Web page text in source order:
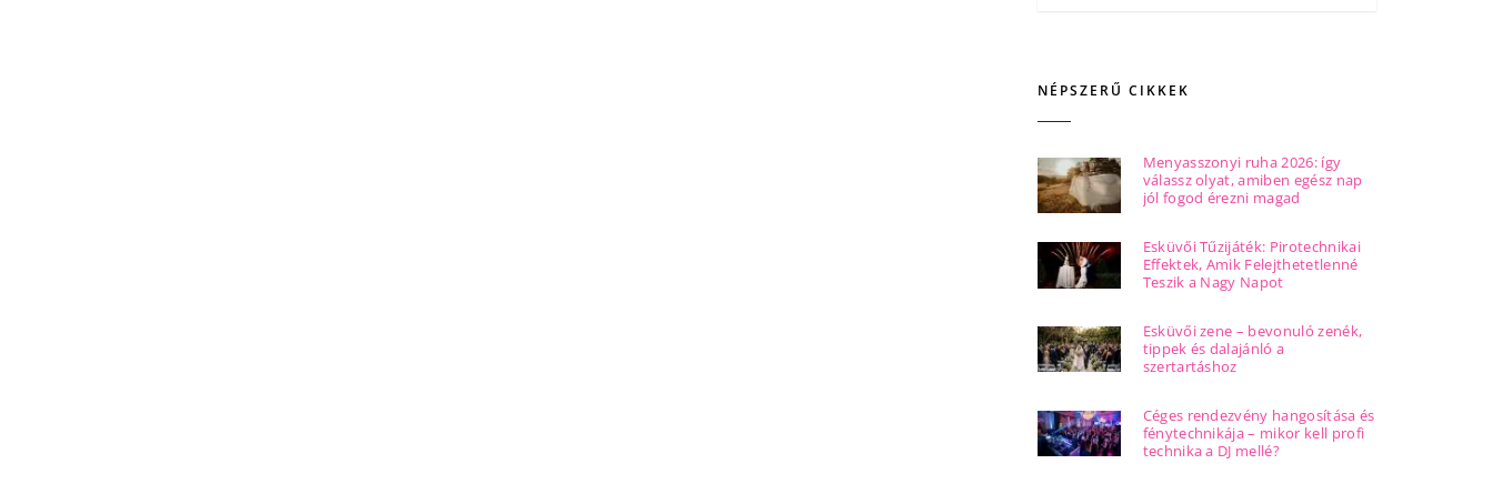
NÉPSZERŰ CIKKEK
Menyasszonyi ruha 2026: így
válassz olyat, amiben egész nap
jól fogod érezni magad
Esküvői Tűzijáték: Pirotechnikai
Effektek, Amik Felejthetetlenné
Teszik a Nagy Napot
Esküvői zene – bevonuló zenék,
tippek és dalajánló a
szertartáshoz
Céges rendezvény hangosítása és
fénytechnikája – mikor kell profi
technika a DJ mellé?